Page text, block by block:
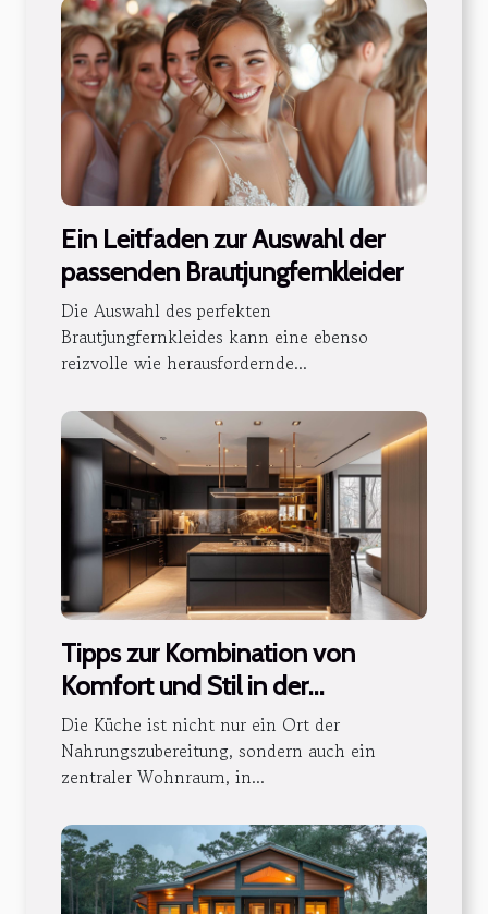
Ein Leitfaden zur Auswahl der
passenden Brautjungfernkleider
Die Auswahl des perfekten
Brautjungfernkleides kann eine ebenso
reizvolle wie herausfordernde...
Tipps zur Kombination von
Komfort und Stil in der
modernen Küchengestaltung
Die Küche ist nicht nur ein Ort der
Nahrungszubereitung, sondern auch ein
zentraler Wohnraum, in...